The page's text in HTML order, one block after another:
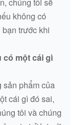
chúng tôi sẽ
không có
trước khi
có một cái gì
sản phẩm của
cái gì đó sai,
tôi và chúng